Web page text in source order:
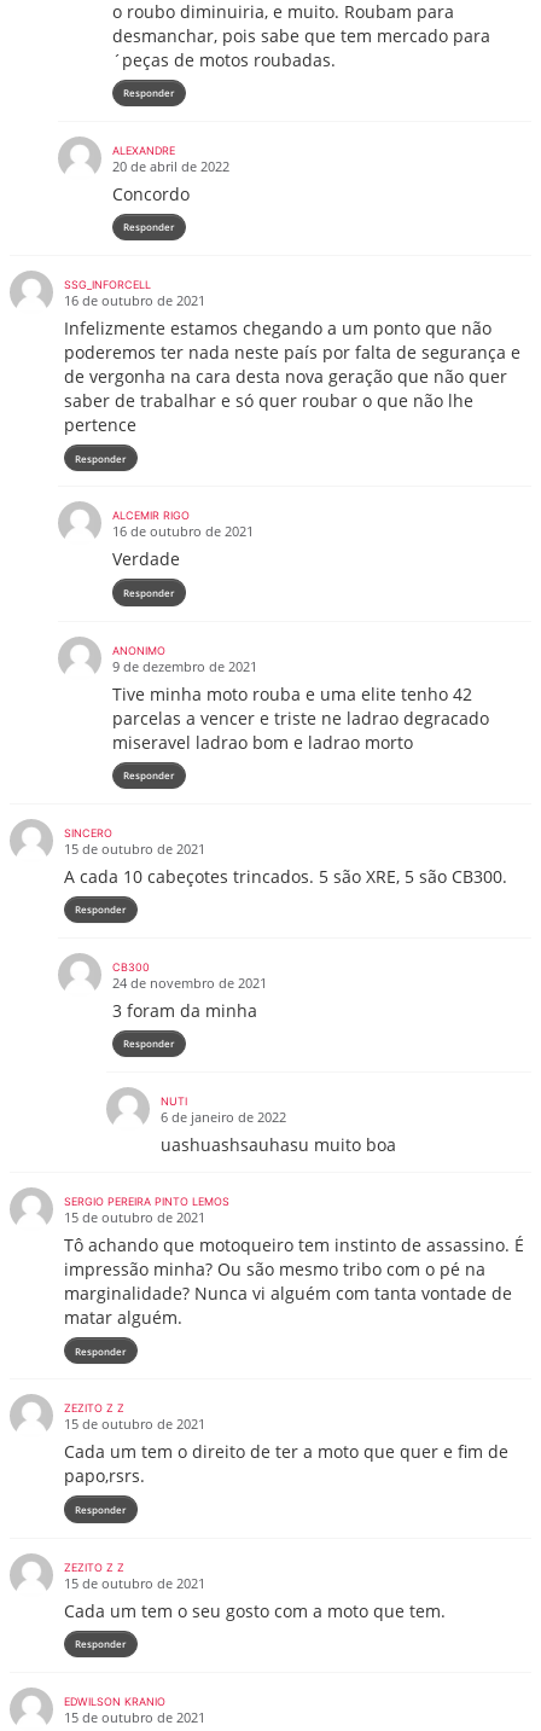
o roubo diminuiria, e muito. Roubam para
desmanchar, pois sabe que tem mercado para
´peças de motos roubadas.
Responder
ALEXANDRE
20 de abril de 2022
Concordo
Responder
SSG_INFORCELL
16 de outubro de 2021
Infelizmente estamos chegando a um ponto que não
poderemos ter nada neste país por falta de segurança e
de vergonha na cara desta nova geração que não quer
saber de trabalhar e só quer roubar o que não lhe
pertence
Responder
ALCEMIR RIGO
16 de outubro de 2021
Verdade
Responder
ANONIMO
9 de dezembro de 2021
Tive minha moto rouba e uma elite tenho 42
parcelas a vencer e triste ne ladrao degracado
miseravel ladrao bom e ladrao morto
Responder
SINCERO
15 de outubro de 2021
A cada 10 cabeçotes trincados. 5 são XRE, 5 são CB300.
Responder
CB300
24 de novembro de 2021
3 foram da minha
Responder
NUTI
6 de janeiro de 2022
uashuashsauhasu muito boa
SERGIO PEREIRA PINTO LEMOS
15 de outubro de 2021
Tô achando que motoqueiro tem instinto de assassino. É
impressão minha? Ou são mesmo tribo com o pé na
marginalidade? Nunca vi alguém com tanta vontade de
matar alguém.
Responder
ZEZITO Z Z
15 de outubro de 2021
Cada um tem o direito de ter a moto que quer e fim de
papo,rsrs.
Responder
ZEZITO Z Z
15 de outubro de 2021
Cada um tem o seu gosto com a moto que tem.
Responder
EDWILSON KRANIO
15 de outubro de 2021